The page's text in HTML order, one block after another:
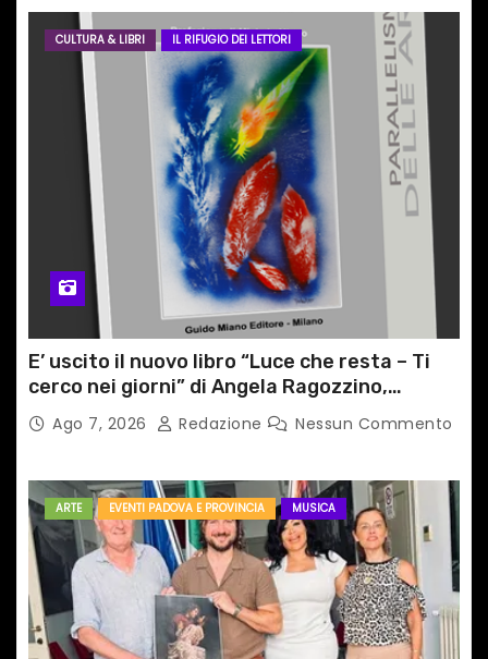
CULTURA & LIBRI IL RIFUGIO DEI LETTORI
E’ uscito il nuovo libro “Luce che resta – Ti
cerco nei giorni” di Angela Ragozzino,
medico primario di Capua
Ago 7, 2026 Redazione Nessun Commento
ARTE EVENTI PADOVA E PROVINCIA MUSICA